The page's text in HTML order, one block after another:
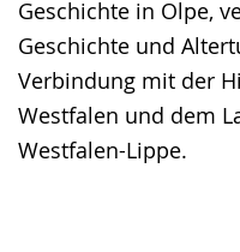
Geschichte in Olpe,
Geschichte und
Verbindung mit der
Westfalen und dem
Westfalen-Lippe.